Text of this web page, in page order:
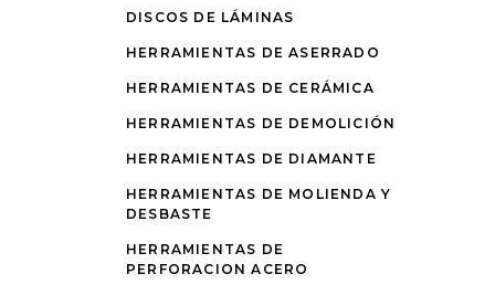
DISCOS DE LÁMINAS
HERRAMIENTAS DE ASERRADO
HERRAMIENTAS DE CERÁMICA
HERRAMIENTAS DE DEMOLICIÓN
HERRAMIENTAS DE DIAMANTE
HERRAMIENTAS DE MOLIENDA Y
DESBASTE
HERRAMIENTAS DE
PERFORACION ACERO